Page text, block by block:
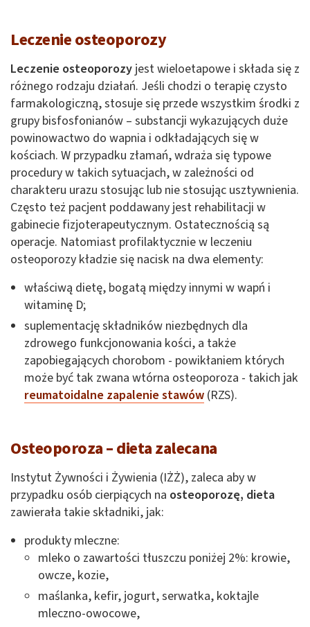
Leczenie osteoporozy
Leczenie osteoporozy jest wieloetapowe i składa się z
różnego rodzaju działań. Jeśli chodzi o terapię czysto
farmakologiczną, stosuje się przede wszystkim środki z
grupy bisfosfonianów – substancji wykazujących duże
powinowactwo do wapnia i odkładających się w
kościach. W przypadku złamań, wdraża się typowe
procedury w takich sytuacjach, w zależności od
charakteru urazu stosując lub nie stosując usztywnienia.
Często też pacjent poddawany jest rehabilitacji w
gabinecie fizjoterapeutycznym. Ostatecznością są
operacje. Natomiast profilaktycznie w leczeniu
osteoporozy kładzie się nacisk na dwa elementy:
właściwą dietę, bogatą między innymi w wapń i
witaminę D;
suplementację składników niezbędnych dla
zdrowego funkcjonowania kości, a także
zapobiegających chorobom - powikłaniem których
może być tak zwana wtórna osteoporoza - takich jak
reumatoidalne zapalenie stawów (RZS).
Osteoporoza – dieta zalecana
Instytut Żywności i Żywienia (IŻŻ), zaleca aby w
przypadku osób cierpiących na osteoporozę, dieta
zawierała takie składniki, jak:
produkty mleczne:
mleko o zawartości tłuszczu poniżej 2%: krowie,
owcze, kozie,
maślanka, kefir, jogurt, serwatka, koktajle
mleczno-owocowe,